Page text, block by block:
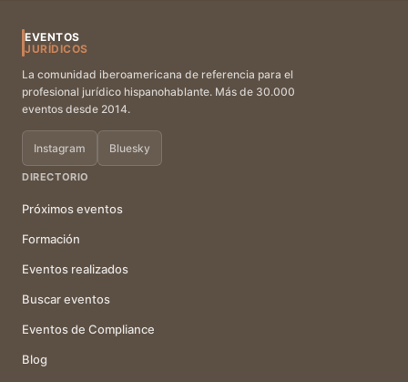
EVENTOS
JURÍDICOS
La comunidad iberoamericana de referencia para el
profesional jurídico hispanohablante. Más de 30.000
eventos desde 2014.
Instagram Bluesky
DIRECTORIO
Próximos eventos
Formación
Eventos realizados
Buscar eventos
Eventos de Compliance
Blog